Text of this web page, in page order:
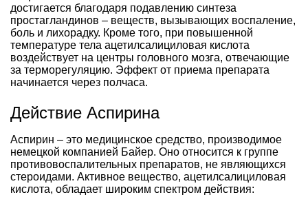
достигается благодаря подавлению синтеза
простагландинов – веществ, вызывающих воспаление,
боль и лихорадку. Кроме того, при повышенной
температуре тела ацетилсалициловая кислота
воздействует на центры головного мозга, отвечающие
за терморегуляцию. Эффект от приема препарата
начинается через полчаса.
Действие Аспирина
Аспирин – это медицинское средство, производимое
немецкой компанией Байер. Оно относится к группе
противовоспалительных препаратов, не являющихся
стероидами. Активное вещество, ацетилсалициловая
кислота, обладает широким спектром действия: